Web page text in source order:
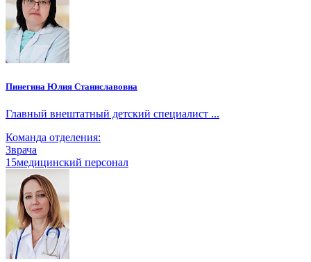
Пинегина Юлия Станиславовна
Главный внештатный детский специалист ...
Команда отделения:
3врача
15медицинский персонал